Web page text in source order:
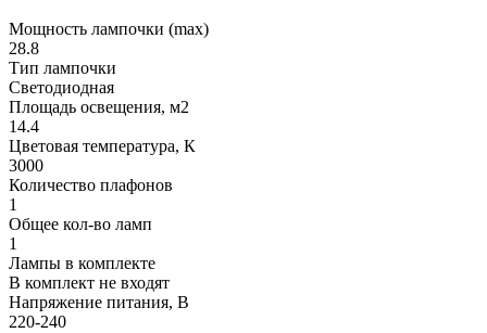
Мощность лампочки (max)
28.8
Тип лампочки
Светодиодная
Площадь освещения, м2
14.4
Цветовая температура, К
3000
Количество плафонов
1
Общее кол-во ламп
1
Лампы в комплекте
В комплект не входят
Напряжение питания, В
220-240